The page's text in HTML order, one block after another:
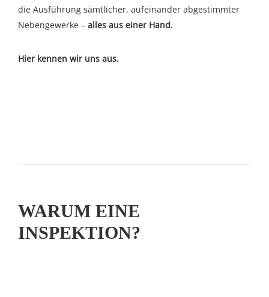
die Ausführung sämtlicher, aufeinander abgestimmter
Nebengewerke – alles aus einer Hand.
Hier kennen wir uns aus.
WARUM EINE
INSPEKTION?